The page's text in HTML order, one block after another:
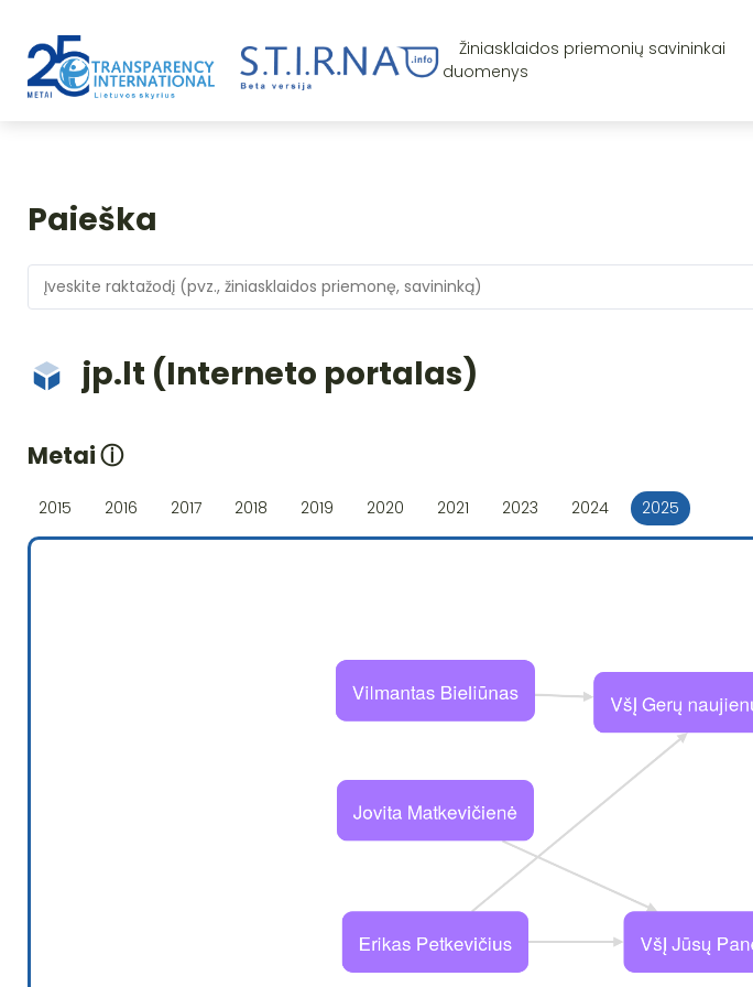
Žiniasklaidos priemonių savininkai
duomenys
Paieška
jp.lt (Interneto portalas)
Metaiⓘ
2015 2016 2017 2018 2019 2020 2021 2023 2024 2025